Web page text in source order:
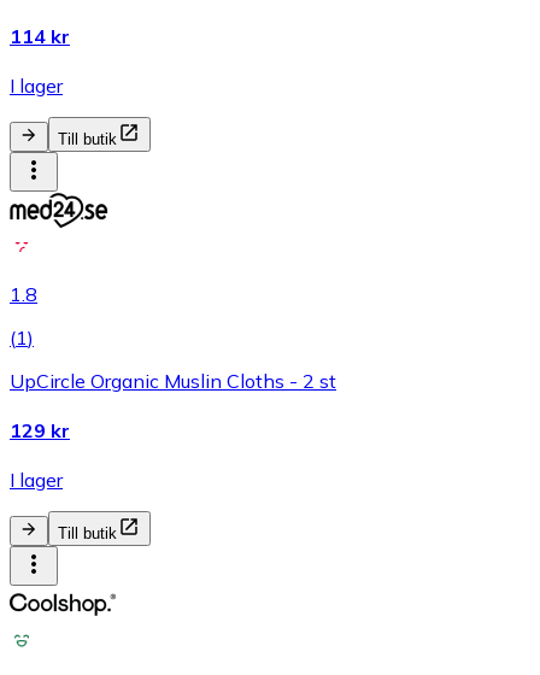
114 kr
I lager
Till butik
1.8
(1)
UpCircle Organic Muslin Cloths - 2 st
129 kr
I lager
Till butik